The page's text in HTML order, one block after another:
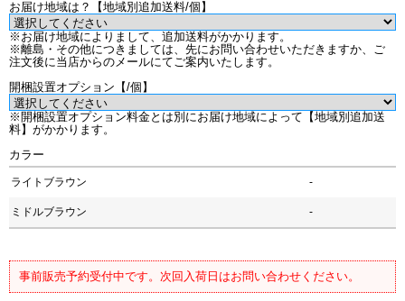
お届け地域は？【地域別追加送料/個】
※お届け地域によりまして、追加送料がかかります。
※離島・その他につきましては、先にお問い合わせいただきますか、ご
注文後に当店からのメールにてご案内いたします。
開梱設置オプション【/個】
※開梱設置オプション料金とは別にお届け地域によって【地域別追加送
料】がかかります。
カラー
ライトブラウン -
ミドルブラウン -
事前販売予約受付中です。次回入荷日はお問い合わせください。